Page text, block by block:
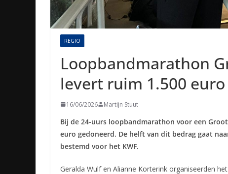
REGIO
Loopbandmarathon
levert ruim 1.500
16/06/2026 Martijn Stuut
Bij de 24-uurs loopbandmarathon voor een
euro gedoneerd. De helft van dit bedrag gaat
bestemd voor het KWF.
Geralda Wulf en Alianne Korterink organiseerden